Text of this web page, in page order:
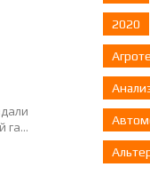
га...
2020